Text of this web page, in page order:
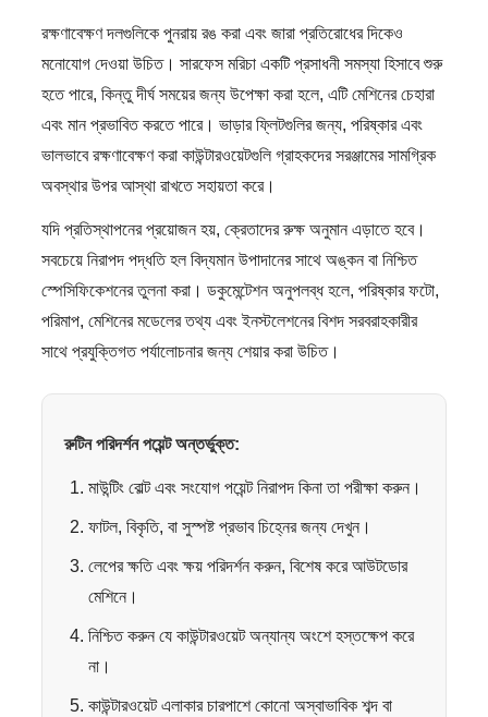
রক্ষণাবেক্ষণ দলগুলিকে পুনরায় রঙ করা এবং জারা প্রতিরোধের দিকেও
মনোযোগ দেওয়া উচিত। সারফেস মরিচা একটি প্রসাধনী সমস্যা হিসাবে শুরু
হতে পারে, কিন্তু দীর্ঘ সময়ের জন্য উপেক্ষা করা হলে, এটি মেশিনের চেহারা
এবং মান প্রভাবিত করতে পারে। ভাড়ার ফ্লিটগুলির জন্য, পরিষ্কার এবং
ভালভাবে রক্ষণাবেক্ষণ করা কাউন্টারওয়েটগুলি গ্রাহকদের সরঞ্জামের সামগ্রিক
অবস্থার উপর আস্থা রাখতে সহায়তা করে।
যদি প্রতিস্থাপনের প্রয়োজন হয়, ক্রেতাদের রুক্ষ অনুমান এড়াতে হবে।
সবচেয়ে নিরাপদ পদ্ধতি হল বিদ্যমান উপাদানের সাথে অঙ্কন বা নিশ্চিত
স্পেসিফিকেশনের তুলনা করা। ডকুমেন্টেশন অনুপলব্ধ হলে, পরিষ্কার ফটো,
পরিমাপ, মেশিনের মডেলের তথ্য এবং ইনস্টলেশনের বিশদ সরবরাহকারীর
সাথে প্রযুক্তিগত পর্যালোচনার জন্য শেয়ার করা উচিত।
রুটিন পরিদর্শন পয়েন্ট অন্তর্ভুক্ত:
মাউন্টিং বোল্ট এবং সংযোগ পয়েন্ট নিরাপদ কিনা তা পরীক্ষা করুন।
ফাটল, বিকৃতি, বা সুস্পষ্ট প্রভাব চিহ্নের জন্য দেখুন।
লেপের ক্ষতি এবং ক্ষয় পরিদর্শন করুন, বিশেষ করে আউটডোর
মেশিনে।
নিশ্চিত করুন যে কাউন্টারওয়েট অন্যান্য অংশে হস্তক্ষেপ করে
না।
কাউন্টারওয়েট এলাকার চারপাশে কোনো অস্বাভাবিক শব্দ বা